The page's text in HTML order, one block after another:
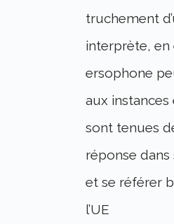
truchement
interprète, en
ersophone
aux
sont tenues
réponse dans
et se référer
l’UE